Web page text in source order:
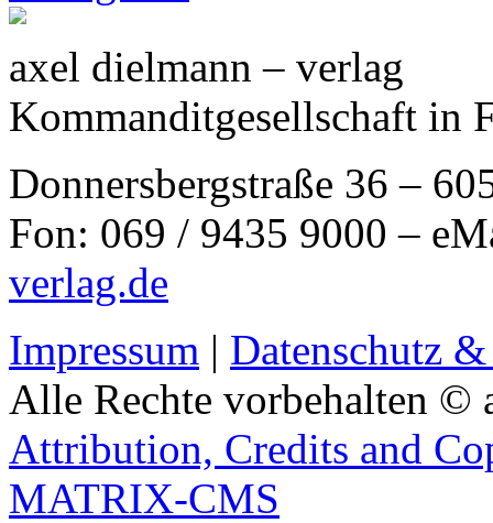
axel dielmann – verlag
Kommanditgesellschaft in
Donnersbergstraße 36 –
Fon: 069 / 9435 9000 –
verlag.de
Impressum | Datenschutz
Alle Rechte vorbehalten ©
Attribution, Credits and
MATRIX-CMS